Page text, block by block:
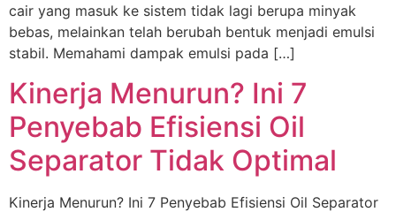
cair yang masuk ke sistem tidak lagi berupa minyak
bebas, melainkan telah berubah bentuk menjadi emulsi
stabil. Memahami dampak emulsi pada […]
Kinerja Menurun? Ini 7
Penyebab Efisiensi Oil
Separator Tidak Optimal
Kinerja Menurun? Ini 7 Penyebab Efisiensi Oil Separator